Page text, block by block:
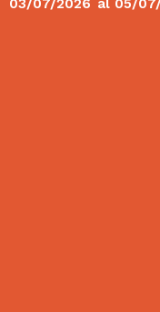
03/07/2026 al 05/